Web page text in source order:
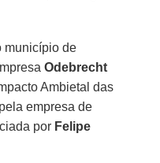
município de
Odebrecht
Ambietal das
empresa de
por Felipe